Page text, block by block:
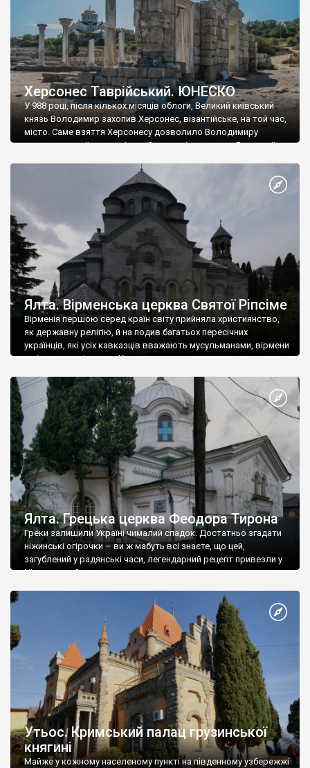
Херсонес Таврійський. ЮНЕСКО
У 988 році, після кількох місяців облоги, Великий київський
князь Володимир захопив Херсонес, візантійське, на той час,
місто. Саме взяття Херсонесу дозволило Володимиру
диктувати свої умови візантійському імператору Василю ІІ, та
Херсонесі Володимир-язичник, став Василем-християнином.
А потім було Хрещення Русі. На честь Херсонесу Таврійського
Ялта. Вірменська церква Святої Ріпсіме
Вірменія першою серед країн світу прийняла християнство,
як державну релігію, й на подив багатьох пересічних
українців, які усіх кавказців вважають мусульманами, вірмени
є відданими вірянами Христа
Ялта. Грецька церква Феодора Тирона
Греки залишили Україні чималий спадок. Достатньо згадати
ніжинські огірочки – ви ж мабуть всі знаєте, що цей,
загублений у радянські часи, легендарний рецепт привезли у
Ніжин греки?
Утьос. Кримський палац грузинської
княгині
Майже у кожному населеному пункті на південному узбережжі